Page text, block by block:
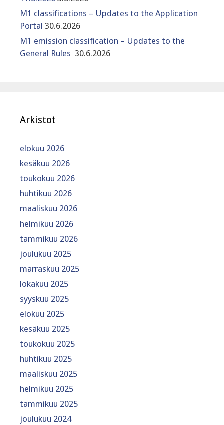
M1 classifications – Updates to the Application
Portal 30.6.2026
M1 emission classification – Updates to the
General Rules 30.6.2026
Arkistot
elokuu 2026
kesäkuu 2026
toukokuu 2026
huhtikuu 2026
maaliskuu 2026
helmikuu 2026
tammikuu 2026
joulukuu 2025
marraskuu 2025
lokakuu 2025
syyskuu 2025
elokuu 2025
kesäkuu 2025
toukokuu 2025
huhtikuu 2025
maaliskuu 2025
helmikuu 2025
tammikuu 2025
joulukuu 2024